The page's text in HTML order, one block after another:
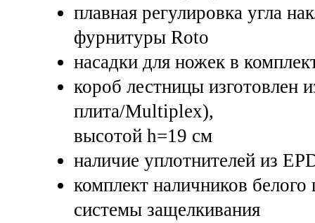
плавная регулировка угла
фурнитуры Roto
насадки для ножек в
короб лестницы изготовлен
плита/Multiplex),
высотой h=19 см
наличие уплотнителей из
комплект наличников
системы защелкивания